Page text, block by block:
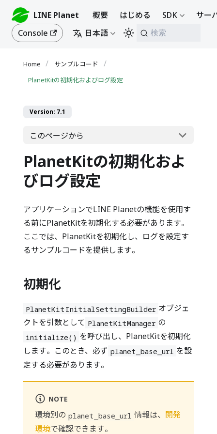
LINE Planet 概要 はじめる SDK
サー
Console
日本語 検索
サンプルコード
PlanetKitの初期化およびログ設定
Version: 7.1
このページから
PlanetKitの初期化およ
びログ設定
アプリケーションでLINE Planetの機能を使用す
る前にPlanetKitを初期化する必要があります。
ここでは、PlanetKitを初期化し、ログを設定す
るサンプルコードを提供します。
初期化
PlanetKitInitialSettingBuilder オブジェ
クトを引数として PlanetKitManager の
initialize() を呼び出し、PlanetKitを初期化
します。このとき、必ず planet_base_url を設
定する必要があります。
NOTE
環境別の planet_base_url 情報は、 開発
環境で確認できます。